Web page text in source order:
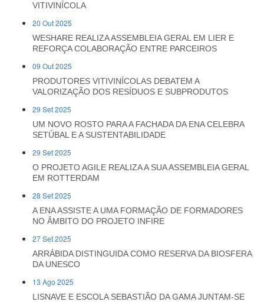
VITIVINÍCOLA
20 Out 2025
WESHARE REALIZA ASSEMBLEIA GERAL EM LIER E
REFORÇA COLABORAÇÃO ENTRE PARCEIROS
09 Out 2025
PRODUTORES VITIVINÍCOLAS DEBATEM A
VALORIZAÇÃO DOS RESÍDUOS E SUBPRODUTOS
29 Set 2025
UM NOVO ROSTO PARA A FACHADA DA ENA CELEBRA
SETÚBAL E A SUSTENTABILIDADE
29 Set 2025
O PROJETO AGILE REALIZA A SUA ASSEMBLEIA GERAL
EM ROTTERDAM
28 Set 2025
A ENA ASSISTE A UMA FORMAÇÃO DE FORMADORES
NO ÂMBITO DO PROJETO INFIRE
27 Set 2025
ARRÁBIDA DISTINGUIDA COMO RESERVA DA BIOSFERA
DA UNESCO
13 Ago 2025
LISNAVE E ESCOLA SEBASTIÃO DA GAMA JUNTAM-SE